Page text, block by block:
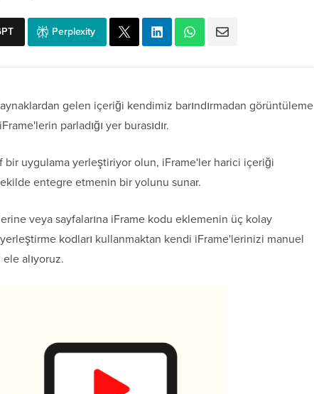
Perplexity
gelen içeriği kendimiz barındırmadan görüntüleme
parladığı yer burasıdır.
bir uygulama yerleştiriyor olun, iFrame'ler harici içeriği
entegre etmenin bir yolunu sunar.
veya sayfalarına iFrame kodu eklemenin üç kolay
kodları kullanmaktan kendi iFrame'lerinizi manuel
alıyoruz.